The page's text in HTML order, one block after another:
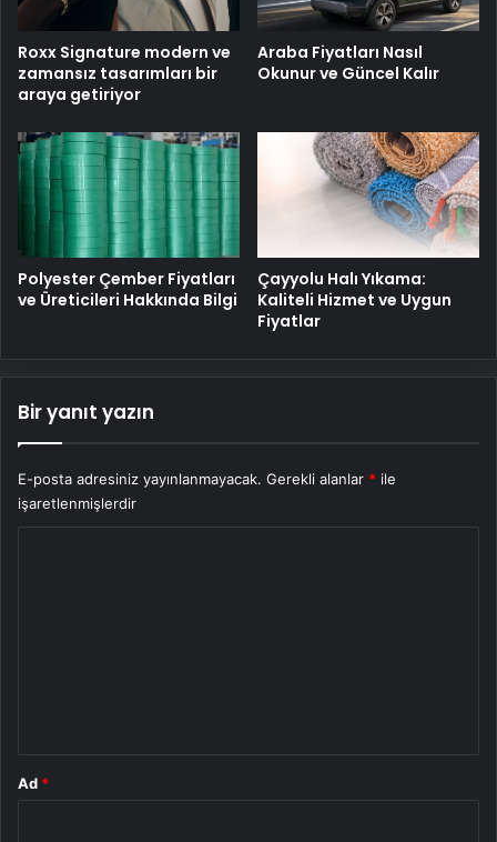
Roxx Signature modern ve
zamansız tasarımları bir
araya getiriyor
Araba Fiyatları Nasıl
Okunur ve Güncel Kalır
Polyester Çember Fiyatları
ve Üreticileri Hakkında Bilgi
Çayyolu Halı Yıkama:
Kaliteli Hizmet ve Uygun
Fiyatlar
Bir yanıt yazın
E-posta adresiniz yayınlanmayacak. Gerekli alanlar * ile
işaretlenmişlerdir
Ad *